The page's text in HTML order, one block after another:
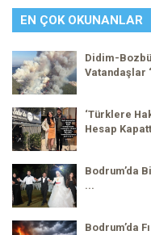
EN ÇOK OKUNANLAR
Didim-
Vatandaşlar
‘Türklere
Hesap
Bodrum’da
...
Bodrum’da